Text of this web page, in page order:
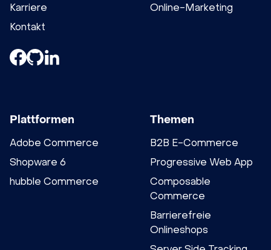
Karriere
Kontakt
Online-Marketing
Plattformen
Adobe Commerce
Shopware 6
hubble Commerce
Themen
B2B E-Commerce
Progressive Web App
Composable
Commerce
Barrierefreie
Onlineshops